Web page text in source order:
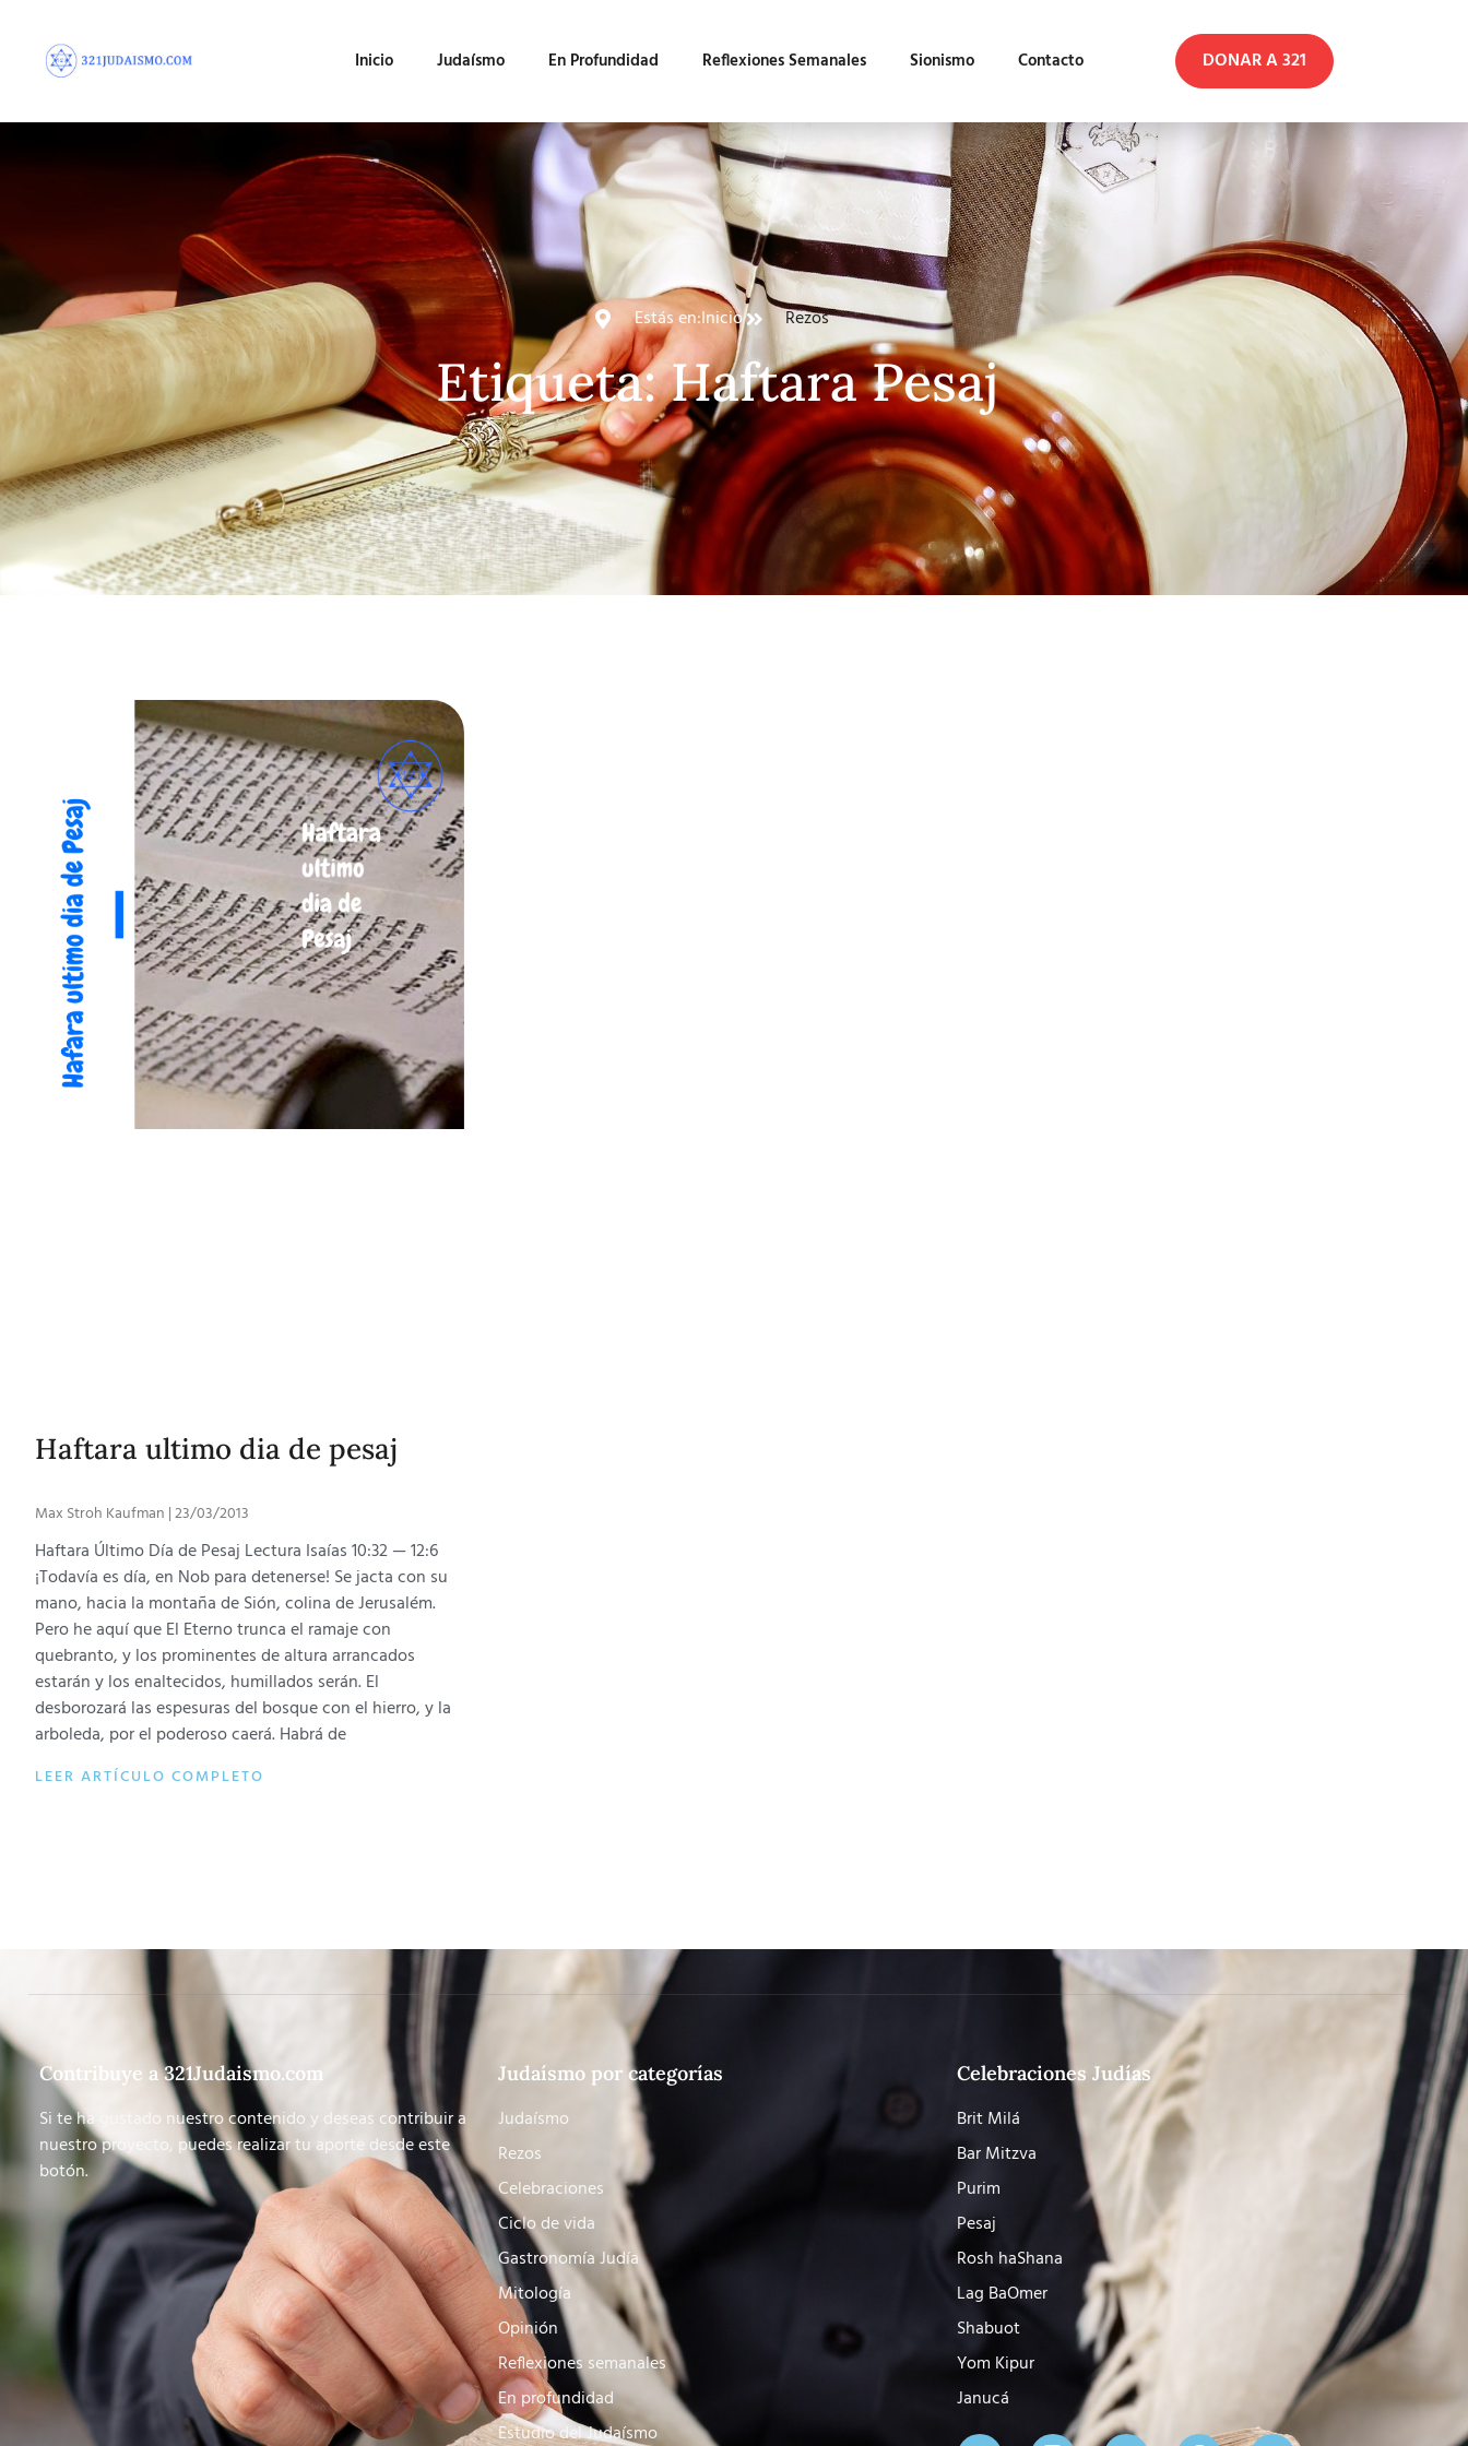
Inicio Judaísmo En Profundidad Reflexiones Semanales Sionismo Contacto DONAR A 321
Estás en:Inicio Rezos
Etiqueta: Haftara Pesaj
Haftara ultimo dia de pesaj
Max Stroh Kaufman 23/03/2013
Haftara Último Día de Pesaj Lectura Isaías 10:32 — 12:6
¡Todavía es día, en Nob para detenerse! Se jacta con su
mano, hacia la montaña de Sión, colina de Jerusalém.
Pero he aquí que El Eterno trunca el ramaje con
quebranto, y los prominentes de altura arrancados
estarán y los enaltecidos, humillados serán. El
desborozará las espesuras del bosque con el hierro, y la
arboleda, por el poderoso caerá. Habrá de
LEER ARTÍCULO COMPLETO
Contribuye a 321Judaismo.com
Si te ha gustado nuestro contenido y deseas contribuir a
nuestro proyecto, puedes realizar tu aporte desde este
botón.
Judaísmo por categorías
Judaísmo
Rezos
Celebraciones
Ciclo de vida
Gastronomía Judía
Mitología
Opinión
Reflexiones semanales
En profundidad
Estudio del Judaísmo
Celebraciones Judías
Brit Milá
Bar Mitzva
Purim
Pesaj
Rosh haShana
Lag BaOmer
Shabuot
Yom Kipur
Janucá